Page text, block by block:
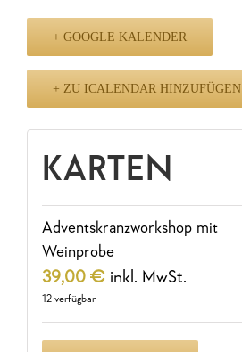
+ GOOGLE KALENDER
+ ZU ICALENDAR HINZUFÜGEN
KARTEN
Adventskranzworkshop mit
Weinprobe
39,00 € inkl. MwSt.
12 verfügbar